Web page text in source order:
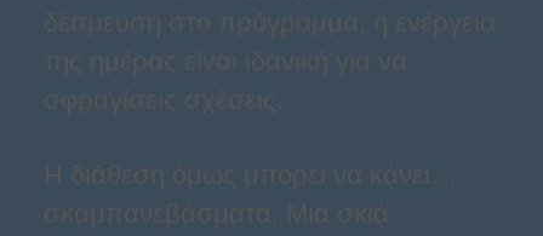
δέσμευση στο πρόγραμμα, η ενέργεια
της ημέρας είναι ιδανική για να
σφραγίσεις σχέσεις.
Η διάθεση όμως μπορεί να κάνει…
σκαμπανεβάσματα. Μια σκιά